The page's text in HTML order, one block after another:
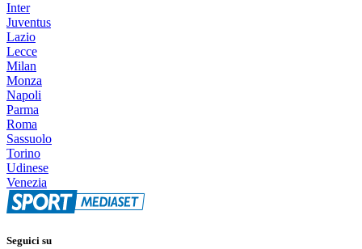
Inter
Juventus
Lazio
Lecce
Milan
Monza
Napoli
Parma
Roma
Sassuolo
Torino
Udinese
Venezia
Seguici su